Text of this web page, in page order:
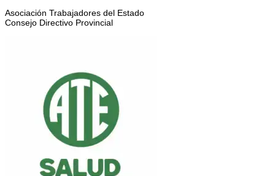
Asociación Trabajadores del Estado
Consejo Directivo Provincial